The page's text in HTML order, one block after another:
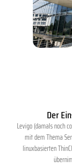
Der
Levigo (damals noch
mit dem Thema
linuxbasierten